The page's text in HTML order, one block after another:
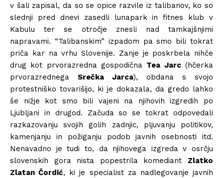
v šali zapisal, da so se opice razvile iz talibanov, ko so
slednji pred dnevi zasedli lunapark in fitnes klub v
Kabulu ter se otročje znesli nad tamkajšnjimi
napravami. “Talibanskim” izpadom pa smo bili tokrat
priča kar na vrhu Slovenije. Zanje je poskrbela nihče
drug kot prvorazredna gospodična Tea Jarc(hčerka
prvorazrednega Srečka Jarca), obdana s svojo
protestniško tovarišijo, ki je dokazala, da gredo lahko
še nižje kot smo bili vajeni na njihovih izgredih po
Ljubljani in drugod. Začuda so se tokrat odpovedali
razkazovanju svojih golih zadnjic, pljuvanju politikov,
kamenjanju in požiganju podob javnih osebnosti itd.
Nenavadno je tudi to, da njihovega izgreda v osrčju
slovenskih gora nista popestrila komediant Zlatko
Zlatan Čordić, ki je specialist za nadlegovanje javnih